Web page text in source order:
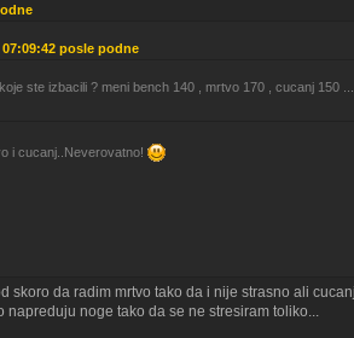
posle podne
ste izbacili ? meni bench 140 , mrtvo 170 , cucanj 150 ...
i cucanj..Neverovatno!
skoro da radim mrtvo tako da i nije strasno ali
noge tako da se ne stresiram toliko...